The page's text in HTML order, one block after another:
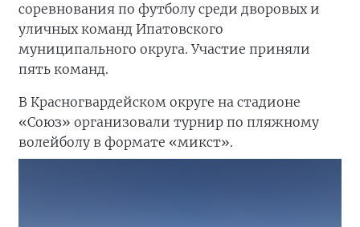
соревнования по футболу среди дворовых и
уличных команд Ипатовского
муниципального округа. Участие приняли
пять команд.
В Красногвардейском округе на стадионе
«Союз» организовали турнир по пляжному
волейболу в формате «микст».